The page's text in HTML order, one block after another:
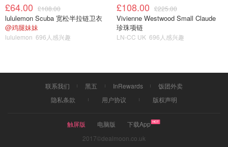
£64.00 £108.00
lululemon Scuba 宽松半拉链卫衣
@鸡腿妹妹
lululemon 696人感兴趣
£108.00 £225.00
Vivienne Westwood Small Claude
珍珠项链
LN-CC UK 696人感兴趣
联系我们 黑五 InRewards
饭团外卖
隐私条款
用户协议 版权声明
触屏版 电脑版
下载App
2017©dealmoon.co.uk